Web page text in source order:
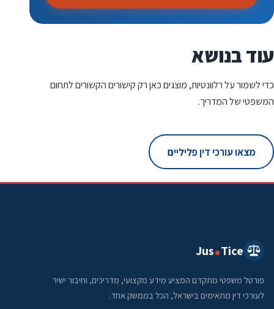
עוד בנושא
כדי לשמור על רלוונטיות, מוצגים כאן רק קישורים הקשורים לתחום
המשפטי של המדריך.
מצאו עורכי דין פליליים
Jus Tice
פורטל משפטי מתקדם המציע מידע מקצועי, מדריכים, וחיבור ישיר
לעורכי דין מתאימים בישראל, הכל בממשק אחד.